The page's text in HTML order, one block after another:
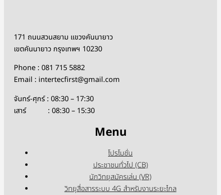
171 ถนนสวนสยาม แขวงคันนายาว
เขตคันนายาว กรุงเทพฯ 10230
Phone : 081 715 5882
Email : intertecfirst@gmail.com
จันทร์-ศุกร์ : 08:30 – 17:30
เสาร์ : 08:30 – 15:30
Menu
โปรโมชั่น
ประชาชนทั่วไป (CB)
นักวิทยุสมัครเล่น (VR)
วิทยุสื่อสารระบบ 4G สำหรับงานระยะไกล